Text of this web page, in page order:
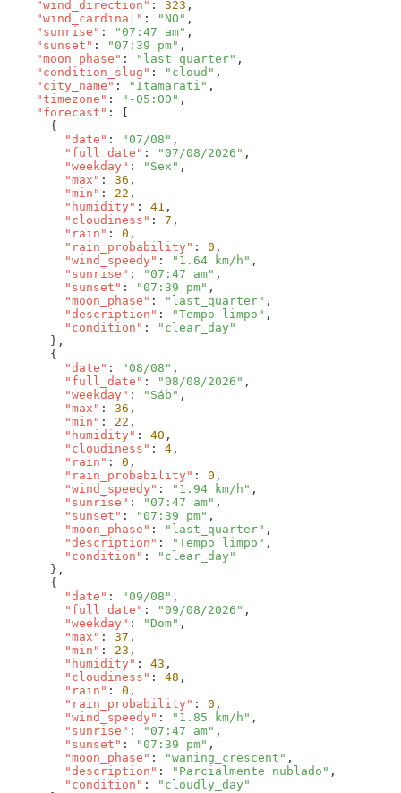
    "wind_direction"
: 323
    "wind_cardinal"
: "NO"
    "sunrise"
: "07:47 am"
    "sunset"
: "07:39 pm"
    "moon_phase"
: "last_quarter"
    "condition_slug"
: "cloud"
    "city_name"
: "Itamarati"
    "timezone"
: "-05:00"
    "forecast"
        "date"
: "07/08"
        "full_date"
: "07/08/2026"
        "weekday"
: "Sex"
        "max"
: 36
        "min"
: 22
        "humidity"
: 41
        "cloudiness"
: 7
        "rain"
: 0
        "rain_probability"
: 0
        "wind_speedy"
: "1.64 km/h"
        "sunrise"
: "07:47 am"
        "sunset"
: "07:39 pm"
        "moon_phase"
: "last_quarter"
        "description"
: "Tempo limpo"
        "condition"
:
        "date"
: "08/08"
        "full_date"
: "08/08/2026"
        "weekday"
: "Sáb"
        "max"
: 36
        "min"
: 22
        "humidity"
: 40
        "cloudiness"
: 4
        "rain"
: 0
        "rain_probability"
: 0
        "wind_speedy"
: "1.94 km/h"
        "sunrise"
: "07:47 am"
        "sunset"
: "07:39 pm"
        "moon_phase"
: "last_quarter"
        "description"
: "Tempo limpo"
        "condition"
:
        "date"
: "09/08"
        "full_date"
: "09/08/2026"
        "weekday"
: "Dom"
        "max"
: 37
        "min"
: 23
        "humidity"
: 43
        "cloudiness"
: 48
        "rain"
: 0
        "rain_probability"
: 0
        "wind_speedy"
: "1.85 km/h"
        "sunrise"
: "07:47 am"
        "sunset"
: "07:39 pm"
        "moon_phase"
: "waning_crescent"
        "description"
: "Parcialmente nublado"
        "condition"
: